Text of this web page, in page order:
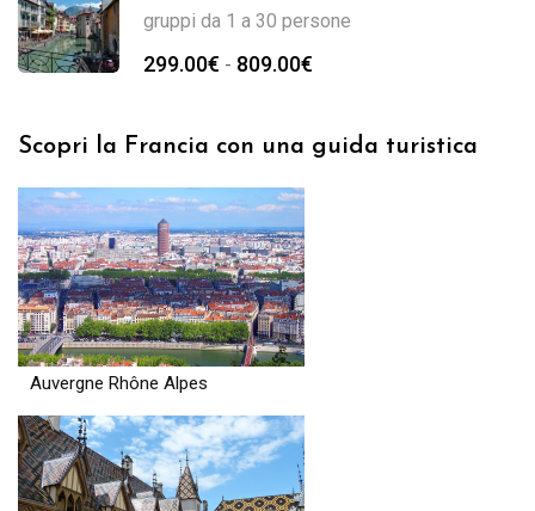
gruppi da 1 a 30 persone
299.00€ - 809.00€
Scopri la Francia con una guida turistica
Auvergne Rhône Alpes